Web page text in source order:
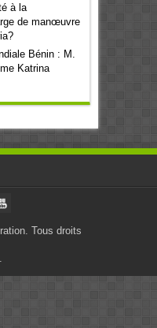
à la
de manœuvre
Bénin : M.
Katrina
Tous droits